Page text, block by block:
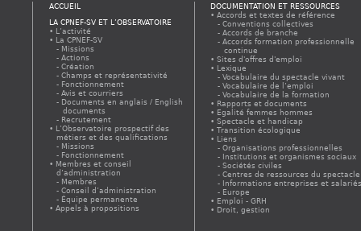
ACCUEIL
LA CPNEF-SV ET L’OBSERVATOIRE
L’activité
La CPNEF-SV
Missions
Actions
Création
Champs et représentativité
Fonctionnement
Avis et courriers
Documents en anglais / English
documents
Recrutement
L’Observatoire prospectif des
métiers et des qualifications
Missions
Fonctionnement
Membres et conseil
d’administration
Membres
Conseil d’administration
Équipe permanente
Appels à propositions
DOCUMENTATION ET RESSOURCES
Accords et textes de référence
Conventions collectives
Accords de branche
Accords formation professionnelle
continue
Sites d'offres d'emploi
Lexique
Vocabulaire du spectacle vivant
Vocabulaire de l’emploi
Vocabulaire de la formation
Rapports et documents
Egalité femmes hommes
Spectacle et handicap
Transition écologique
Liens
Organisations professionnelles
Institutions et organismes sociaux
Sociétés civiles
Centres de ressources du spectacle
Informations entreprises et
Europe
Emploi - GRH
Droit, gestion